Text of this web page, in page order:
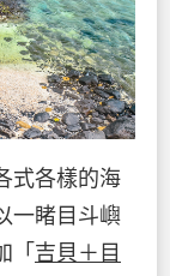
式各樣的海
一睹目斗嶼
「 吉貝＋目